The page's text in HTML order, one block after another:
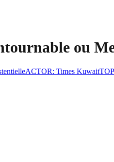
ou
ACTOR: Times Kuwait